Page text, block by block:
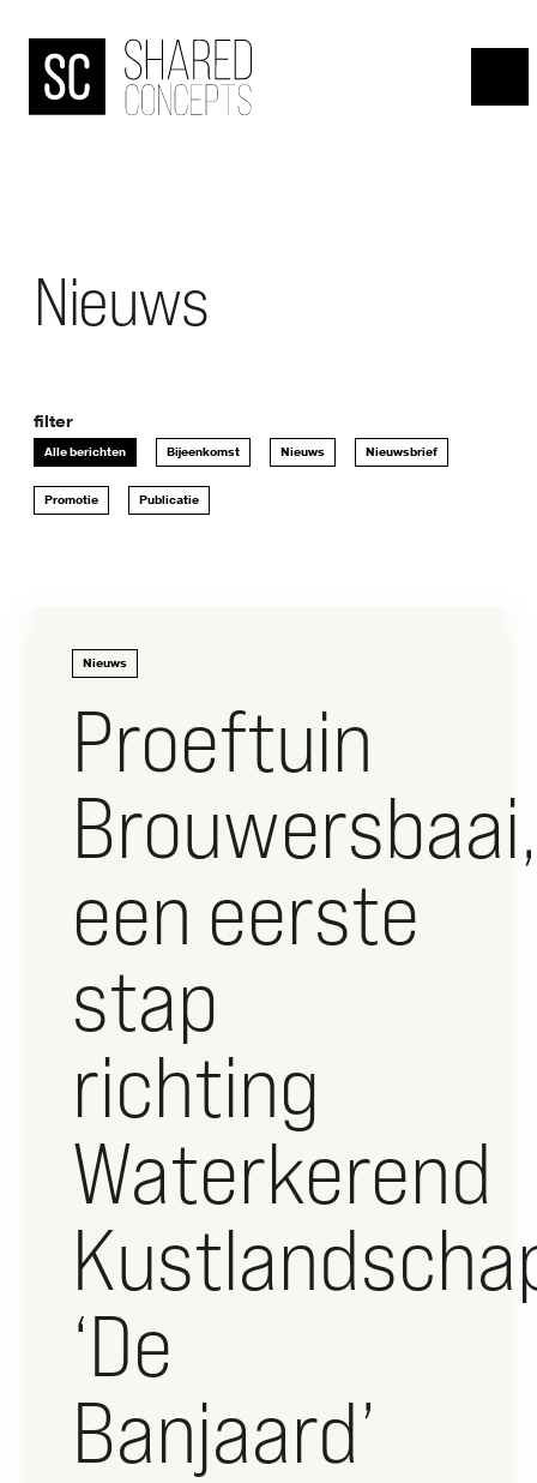
HOME
OVER
BANJAARD
ONDERZOEKEN
NIEUWS
Nieuws
filter
Alle berichten Bijeenkomst Nieuws Nieuwsbrief
Promotie Publicatie
Nieuws
Proeftuin
Brouwersbaai,
een eerste
stap
richting
Waterkerend
‘De
Banjaard’